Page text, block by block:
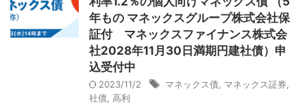
年もの マネックスグループ株式会社保
証付 マネックスファイナンス株式会
社2028年11月30日満期円建社債）申
込受付中
2023/11/2 マネックス債 マネックス証券
社債 高利